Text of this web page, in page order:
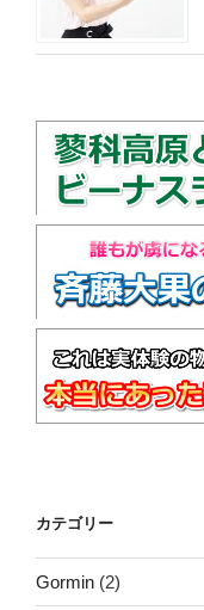
カテゴリー
Gormin (2)